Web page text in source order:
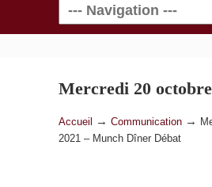
Mercredi 20
Munch Dîner Débat
Accueil → Communication →
2021 – Munch Dîner Débat